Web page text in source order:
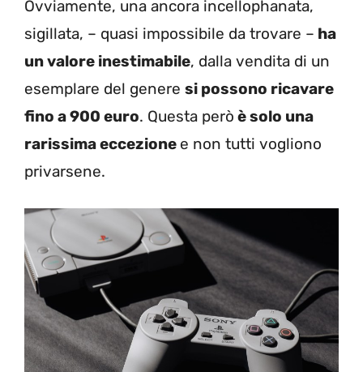
Ovviamente, una ancora incellophanata,
sigillata, – quasi impossibile da trovare – ha
un valore inestimabile, dalla vendita di un
esemplare del genere si possono ricavare
fino a 900 euro. Questa però è solo una
rarissima eccezione e non tutti vogliono
privarsene.